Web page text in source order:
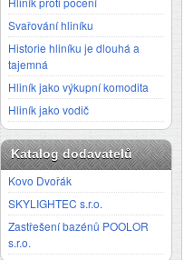
Svařování hliníku
Historie hliníku je dlouhá a
tajemná
Hliník jako výkupní komodita
Hliník jako vodič
Katalog dodavatelů
Kovo Dvořák
SKYLIGHTEC s.r.o.
Zastřešení bazénů POOLOR
s.r.o.